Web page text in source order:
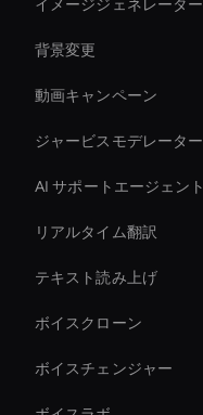
イメージジェネレーター
背景変更
動画キャンペーン
ジャービスモデレーター
AI サポートエージェント
リアルタイム翻訳
テキスト読み上げ
ボイスクローン
ボイスチェンジャー